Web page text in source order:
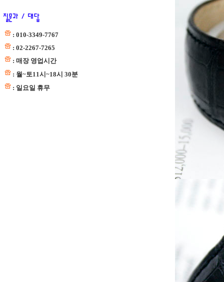
: 010-3349-7767
: 02-2267-7265
: 매장 영업시간
: 월~토11시~18시 30분
: 일요일 휴무